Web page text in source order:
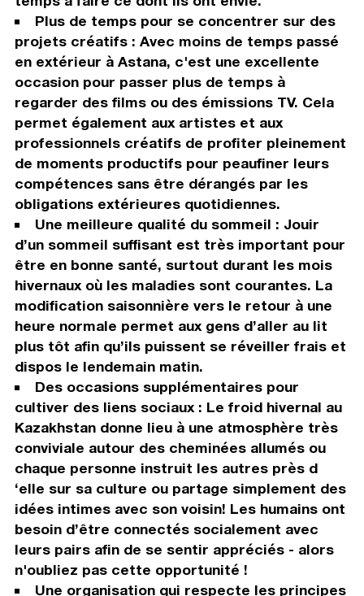
Plus de temps pour se concentrer sur des
projets créatifs : Avec moins de temps passé
en extérieur à Astana, c'est une excellente
occasion pour passer plus de temps à
regarder des films ou des émissions TV. Cela
permet également aux artistes et aux
professionnels créatifs de profiter pleinement
de moments productifs pour peaufiner leurs
compétences sans être dérangés par les
obligations extérieures quotidiennes.
Une meilleure qualité du sommeil : Jouir
d’un sommeil suffisant est très important pour
être en bonne santé, surtout durant les mois
hivernaux où les maladies sont courantes. La
modification saisonnière vers le retour à une
heure normale permet aux gens d’aller au lit
plus tôt afin qu’ils puissent se réveiller frais et
dispos le lendemain matin.
Des occasions supplémentaires pour
cultiver des liens sociaux : Le froid hivernal au
Kazakhstan donne lieu à une atmosphère très
conviviale autour des cheminées allumés ou
chaque personne instruit les autres près d
‘elle sur sa culture ou partage simplement des
idées intimes avec son voisin! Les humains ont
besoin d’être connectés socialement avec
leurs pairs afin de se sentir appréciés - alors
n'oubliez pas cette opportunité !
Une organisation qui respecte les principes